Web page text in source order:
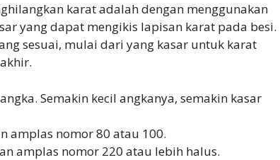
karat adalah dengan menggunakan
yang dapat mengikis lapisan karat pada besi.
sesuai, mulai dari yang kasar untuk karat
Semakin kecil angkanya, semakin kasar
amplas nomor 80 atau 100.
amplas nomor 220 atau lebih halus.